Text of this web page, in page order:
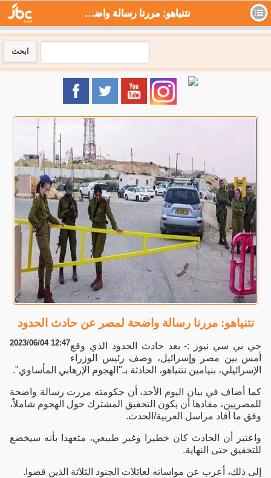
نتنياهو: مررنا رسالة واضحة لمصر عن حادث الحدود - جي بي سي نيوز
ابحث
نتنياهو: مررنا رسالة واضحة لمصر عن حادث الحدود
2023/06/04 12:47جي بي سي نيوز :- بعد حادث الحدود الذي وقع
أمس بين مصر وإسرائيل، وصف رئيس الوزراء
الإسرائيلي، بنيامين نتنياهو، الحادثة بـ"الهجوم الإرهابي المأساوي".
كما أضاف في بيان اليوم الأحد، أن حكومته مررت رسالة واضحة
للمصريين، مفادها أن يكون التحقيق المشترك حول الهجوم شاملاً،
وفق ما أفاد مراسل العربية/الحدث.
واعتبر أن الحادث كان خطيرا وغير طبيعي، متعهدا بأنه سيخضع
للتحقيق حتى النهاية.
إلى ذلك، أعرب عن مواساته لعائلات الجنود الثلاثة الذين قضوا.